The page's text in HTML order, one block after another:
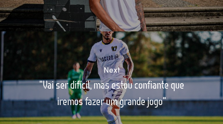
Next
"Vai ser difícil, mas estou confiante que
iremos fazer um grande jogo"